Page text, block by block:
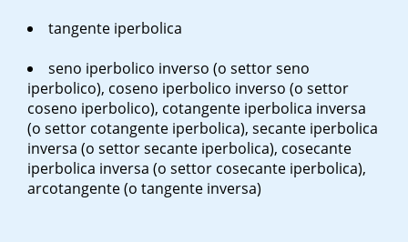
tangente iperbolica
seno iperbolico inverso (o settor seno
iperbolico), coseno iperbolico inverso (o settor
coseno iperbolico), cotangente iperbolica inversa
(o settor cotangente iperbolica), secante iperbolica
inversa (o settor secante iperbolica), cosecante
iperbolica inversa (o settor cosecante iperbolica),
arcotangente (o tangente inversa)